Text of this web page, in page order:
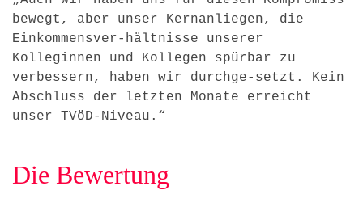
bewegt, aber unser Kernanliegen, die
Einkommensver-hältnisse unserer
Kolleginnen und Kollegen spürbar zu
verbessern, haben wir durchge-setzt. Kein
Abschluss der letzten Monate erreicht
unser TVöD-Niveau.“
Die Bewertung